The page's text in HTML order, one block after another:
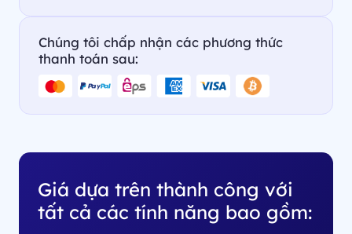
Chúng tôi chấp nhận các phương thức
thanh toán sau:
Giá dựa trên thành công với
tất cả các tính năng bao gồm: